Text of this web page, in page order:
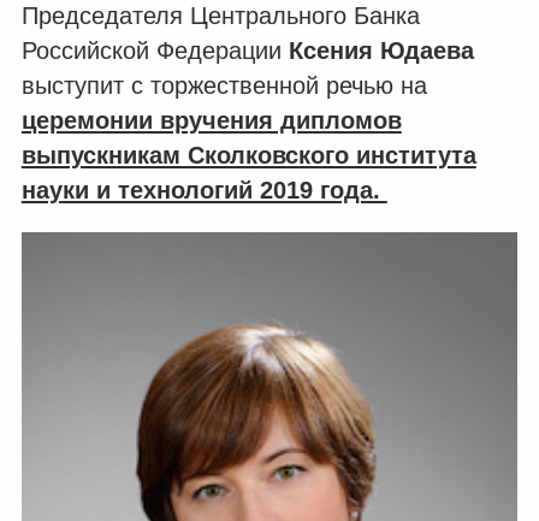
Председателя Центрального Банка
Российской Федерации Ксения Юдаева
выступит с торжественной речью на
церемонии вручения дипломов
выпускникам Сколковского института
науки и технологий 2019 года.